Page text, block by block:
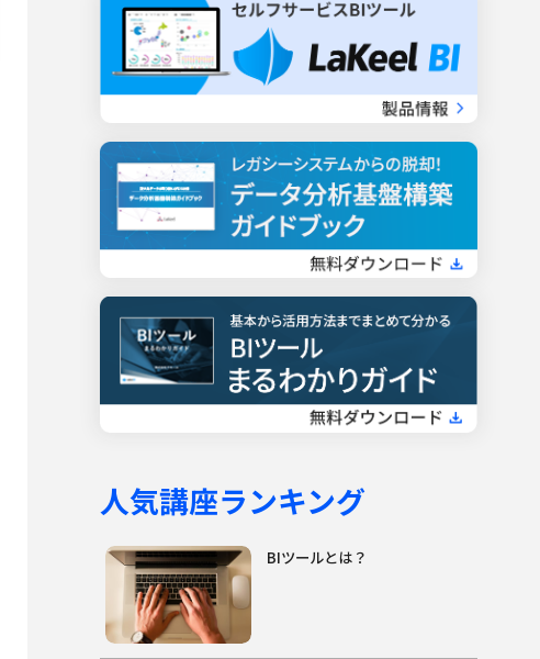
人気講座ランキング
BIツールとは？